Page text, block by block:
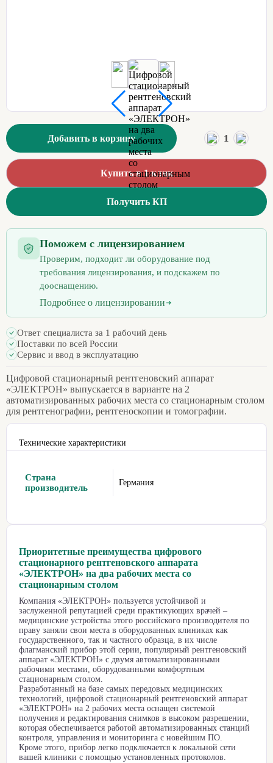
Добавить в корзину 1
Купить в 1 клик
Получить КП
Поможем с лицензированием
Проверим, подходит ли оборудование под
требования лицензирования, и подскажем по
дооснащению.
Подробнее о лицензировании
Ответ специалиста за 1 рабочий день
Поставки по всей России
Сервис и ввод в эксплуатацию
Цифровой стационарный рентгеновский аппарат
«ЭЛЕКТРОН» выпускается в варианте на 2
автоматизированных рабочих места со стационарным столом
для рентгенографии, рентгеноскопии и томографии.
Технические характеристики
Страна
производитель
Германия
Приоритетные преимущества цифрового
стационарного рентгеновского аппарата
«ЭЛЕКТРОН» на два рабочих места со
стационарным столом
Компания «ЭЛЕКТРОН» пользуется устойчивой и
заслуженной репутацией среди практикующих врачей –
медицинские устройства этого российского производителя по
праву заняли свои места в оборудованных клиниках как
государственного, так и частного образца, в их числе
флагманский прибор этой серии, популярный рентгеновский
аппарат «ЭЛЕКТРОН» с двумя автоматизированными
рабочими местами, оборудованными комфортным
стационарным столом.
Разработанный на базе самых передовых медицинских
технологий, цифровой стационарный рентгеновский аппарат
«ЭЛЕКТРОН» на 2 рабочих места оснащен системой
получения и редактирования снимков в высоком разрешении,
которая обеспечивается работой автоматизированных станций
контроля, управления и мониторинга с новейшим ПО.
Кроме этого, прибор легко подключается к локальной сети
вашей клиники с помощью установленных протоколов.